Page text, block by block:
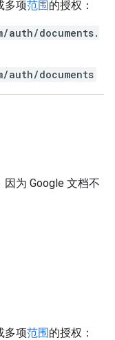
多项范围的授权：
auth/documents.
auth/documents
为 Google 文档不
多项范围的授权：